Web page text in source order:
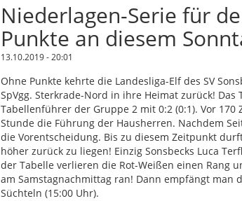
Niederlagen-Serie für
Punkte an diesem
13.10.2019 - 20:01
Ohne Punkte kehrte die Landesliga-Elf des SV
SpVgg. Sterkrade-Nord in ihre Heimat zurück!
Tabellenführer der Gruppe 2 mit 0:2 (0:1). Vor
Stunde die Führung der Hausherren. Nachdem
die Vorentscheidung. Bis zu diesem Zeitpunkt
höher zurück zu liegen! Einzig Sonsbecks Luca
der Tabelle verlieren die Rot-Weißen einen Rang
am Samstagnachmittag ran! Dann empfängt man
Süchteln (15:00 Uhr).